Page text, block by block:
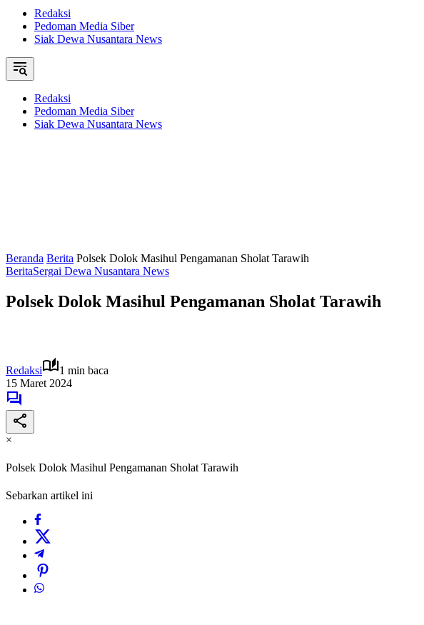
Redaksi
Pedoman Media Siber
Siak Dewa Nusantara News
Redaksi
Pedoman Media Siber
Siak Dewa Nusantara News
Beranda Berita Polsek Dolok Masihul Pengamanan Sholat Tarawih
BeritaSergai Dewa Nusantara News
Polsek Dolok Masihul Pengamanan Sholat Tarawih
Redaksi
1 min baca
15 Maret 2024
×
Polsek Dolok Masihul Pengamanan Sholat Tarawih
Sebarkan artikel ini